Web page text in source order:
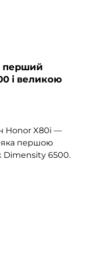
перший
і великою
Honor X80i —
яка першою
Dimensity 6500.